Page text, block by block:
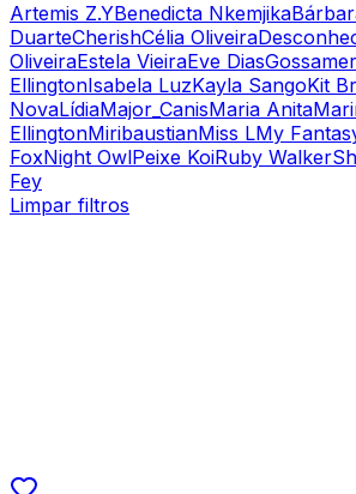
Artemis Z.YBenedicta Nkemjika
DuarteCherishCélia Oliveira
OliveiraEstela VieiraEve Dias
EllingtonIsabela LuzKayla SangoKit
NovaLídiaMajor_CanisMaria Anita
EllingtonMiribaustianMiss LMy
FoxNight OwlPeixe KoiRuby Walker
Fey
Limpar filtros